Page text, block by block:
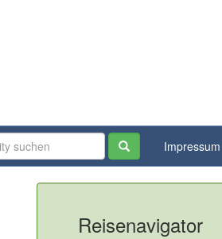
Impressum
Reisenavigator